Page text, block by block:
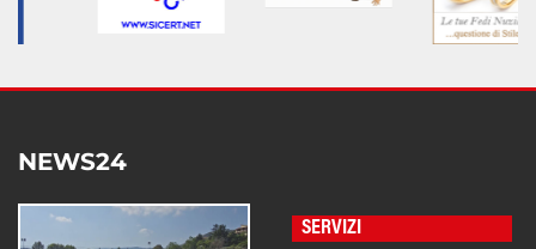
NEWS24
SERVIZI